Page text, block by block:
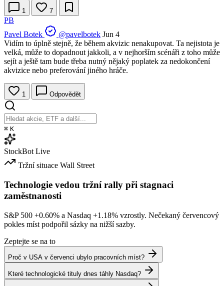
1 7
PB
Pavel Botek
@pavelbotek Jun 4
Vidím to úplně stejně, že během akvizic nenakupovat. Ta nejistota je
velká, může to dopadnout jakkoli, a v nejhorším scénáři z toho může
sejít a ještě tam bude třeba nutný nějaký poplatek za nedokončení
akvizice nebo preferování jiného hráče.
1 Odpovědět
⌘ K
StockBot Live
Tržní situace Wall Street
Technologie vedou tržní rally při stagnaci
zaměstnanosti
S&P 500 +0.60% a Nasdaq +1.18% vzrostly. Nečekaný červencový
pokles míst podpořil sázky na nižší sazby.
Zeptejte se na to
Proč v USA v červenci ubylo pracovních míst?
Které technologické tituly dnes táhly Nasdaq?